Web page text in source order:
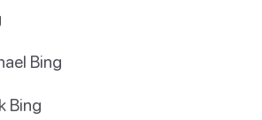
Bing
Bing